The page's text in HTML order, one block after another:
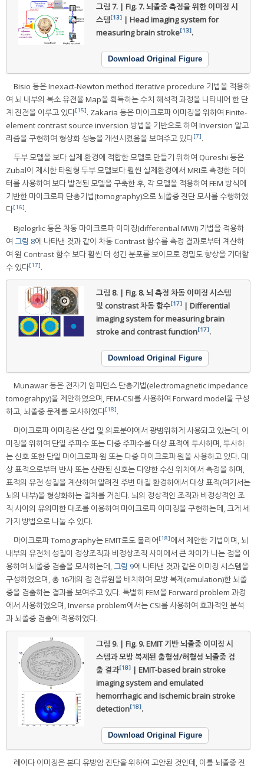
그림 7. | Fig. 7.뇌졸중 측정을 위한 이미징 시
스템[13]| Head imaging system for
measuring brain stroke[13].
Download Original Figure
Bisio 등은 Inexact-Newton method iterative procedure 기법을 적용하
여 뇌 내부의 복소 유전율 Map을 획득하는 수치 해석적 과정을 나타내어 한 단
계 진전을 이루고 있다[15]. Zakaria 등은 마이크로파 이미징을 위하여 Finite-
element contrast source inversion 방법을 기반으로 하여 Inversion 알고
리즘을 구현하여 형상화 성능을 개선시켰음을 보여주고 있다[7].
두부 모델을 보다 실제 환경에 적합한 모델로 만들기 위하여 Qureshi 등은
Zubal이 제시한 타원형 두부 모델보다 훨씬 실제환경에서 MRI로 측정한 데이
터를 사용하여 보다 발전된 모델을 구축한 후, 각 모델을 적용하여 FEM 방식에
기반한 마이크로파 단층기법(tomography)으로 뇌졸중 진단 모사를 수행하였
다[16].
Bjelogrlic 등은 차동 마이크로파 이미징(differential MWI) 기법을 적용하
여 그림 8에 나타낸 것과 같이 차동 Contrast 함수를 측정 결과로부터 계산하
여 원 Contrast 함수 보다 훨씬 더 성긴 분포를 보이므로 정밀도 향상을 기대할
수 있다[17].
그림 8. | Fig. 8.뇌 측정 차동 이미징 시스템
및 constrast 차동 함수[17]| Differential
imaging system for measuring brain
stroke and contrast function[17].
Download Original Figure
Munawar 등은 전자기 임피던스 단층기법(electromagnetic impedance
tomograhpy)을 제안하였으며, FEM-CSI를 사용하여 Forward model을 구성
하고, 뇌졸중 문제를 모사하였다[18].
마이크로파 이미징은 산업 및 의료분야에서 광범위하게 사용되고 있는데, 이
미징을 위하여 단일 주파수 또는 다중 주파수를 대상 표적에 투사하며, 투사하
는 신호 또한 단일 마이크로파 원 또는 다중 마이크로파 원을 사용하고 있다. 대
상 표적으로부터 반사 또는 산란된 신호는 다양한 수신 위치에서 측정을 하며,
표적의 유전 성질을 계산하여 알려진 주변 매질 환경하에서 대상 표적(여기서는
뇌의 내부)을 형상화하는 절차를 거친다. 뇌의 정상적인 조직과 비정상적인 조
직 사이의 유의미한 대조를 이용하여 마이크로파 이미징을 구현하는데, 크게 세
가지 방법으로 나눌 수 있다.
마이크로파 Tomography는 EMIT로도 불리어[18]에서 제안한 기법이며, 뇌
내부의 유전체 성질이 정상조직과 비정상조직 사이에서 큰 차이가 나는 점을 이
용하여 뇌졸중 검출을 모사하는데,그림 9에 나타낸 것과 같은 이미징 시스템을
구성하였으며, 총 16개의 점 전류원을 배치하여 모방 복제(emulation)한 뇌졸
중을 검출하는 결과를 보여주고 있다. 특별히 FEM을 Forward problem 과정
에서 사용하였으며, Inverse problem에서는 CSI를 사용하여 효과적인 분석
과 뇌졸중 검출에 적용하였다.
그림 9. | Fig. 9.EMIT 기반 뇌졸중 이미징 시
스템과 모방 복제된 출혈성/허혈성 뇌졸중 검
출 결과[18]| EMIT-based brain stroke
imaging system and emulated
hemorrhagic and ischemic brain stroke
detection[18].
Download Original Figure
레이다 이미징은 본디 유방암 진단을 위하여 고안된 것인데, 이를 뇌졸중 진